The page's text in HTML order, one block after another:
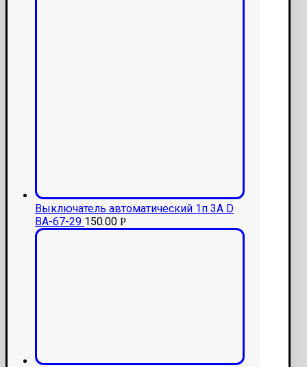
Выключатель автоматический 1п 3А D
ВА-67-29 150.00 Р